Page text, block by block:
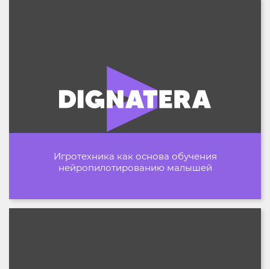
Игротехника как основа обучения
нейропилотированию малышей